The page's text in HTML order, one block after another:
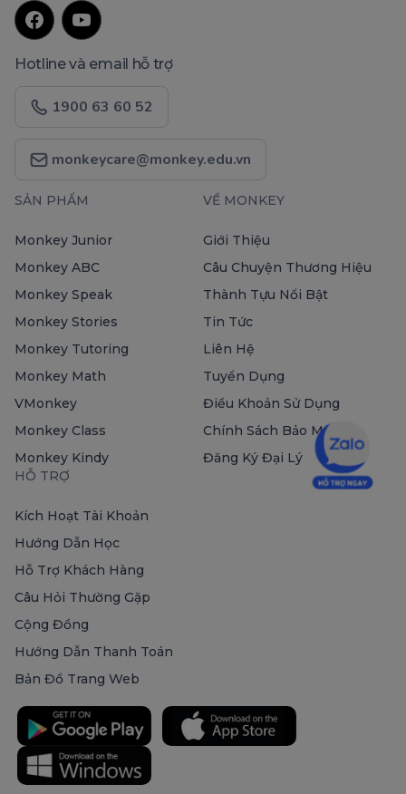
Hotline và email hỗ trợ
1900 63 60 52
monkeycare@monkey.edu.vn
SẢN PHẨM
Monkey Junior
Monkey ABC
Monkey Speak
Monkey Stories
Monkey Tutoring
Monkey Math
VMonkey
Monkey Class
Monkey Kindy
VỀ MONKEY
Giới Thiệu
Câu Chuyện Thương Hiệu
Thành Tựu Nổi Bật
Tin Tức
Liên Hệ
Tuyển Dụng
Điều Khoản Sử Dụng
Chính Sách Bảo Mật
Đăng Ký Đại Lý
HỖ TRỢ
Kích Hoạt Tài Khoản
Hướng Dẫn Học
Hỗ Trợ Khách Hàng
Câu Hỏi Thường Gặp
Cộng Đồng
Hướng Dẫn Thanh Toán
Bản Đồ Trang Web